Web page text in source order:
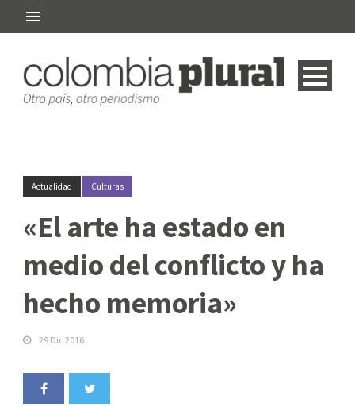
Actualidad Culturas
«El arte ha estado en
medio del conflicto y ha
hecho memoria»
29 Dic 2016